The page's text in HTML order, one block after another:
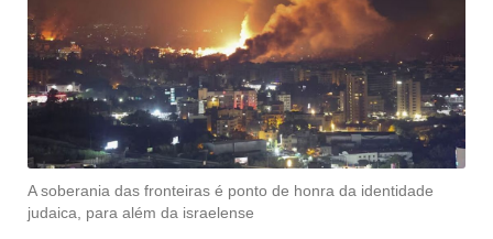
A soberania das fronteiras é ponto de honra da identidade
judaica, para além da israelense